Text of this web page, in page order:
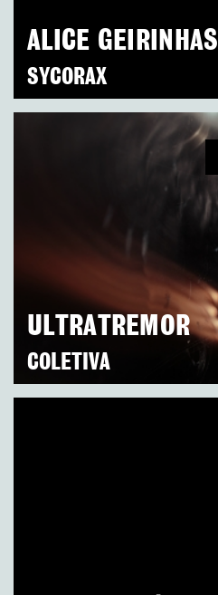
ALICE GEIRINHAS
SYCORAX
ULTRATREMOR
COLETIVA